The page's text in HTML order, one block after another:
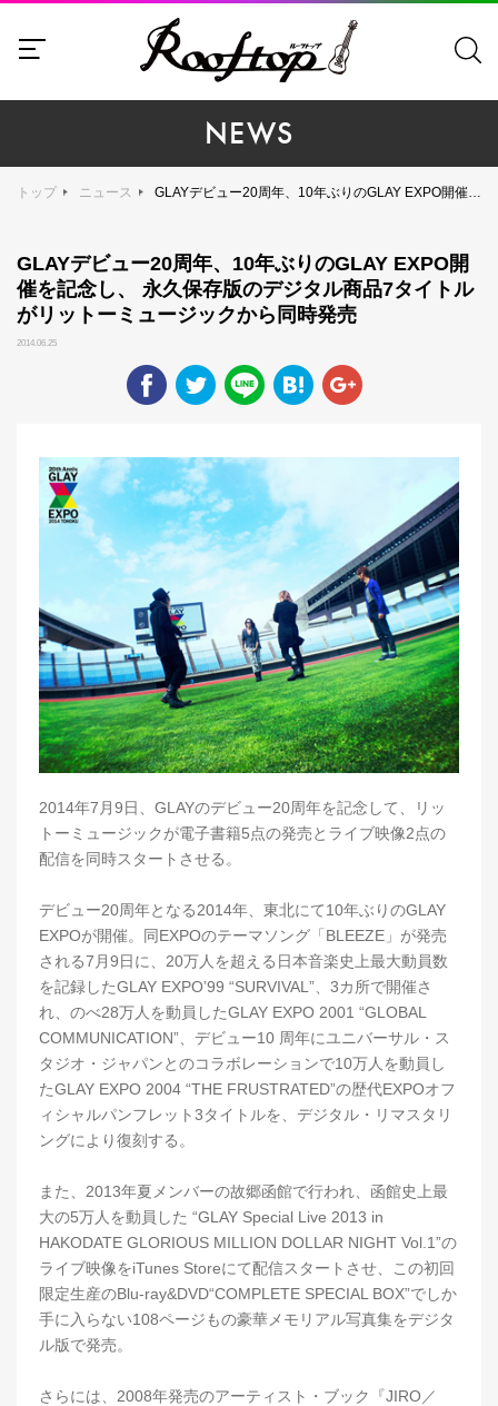
NEWS
トップ ニュース GLAYデビュー20周年、10年ぶりのGLAY EXPO開催を記念し、 永久保存版のデジタル商品7タイトルがリットーミュージックから同時発売
GLAYデビュー20周年、10年ぶりのGLAY EXPO開
催を記念し、 永久保存版のデジタル商品7タイトル
がリットーミュージックから同時発売
2014.06.25
2014年7月9日、GLAYのデビュー20周年を記念して、リッ
トーミュージックが電子書籍5点の発売とライブ映像2点の
配信を同時スタートさせる。
デビュー20周年となる2014年、東北にて10年ぶりのGLAY
EXPOが開催。同EXPOのテーマソング「BLEEZE」が発売
される7月9日に、20万人を超える日本音楽史上最大動員数
を記録したGLAY EXPO’99 “SURVIVAL”、3カ所で開催さ
れ、のべ28万人を動員したGLAY EXPO 2001 “GLOBAL
COMMUNICATION”、デビュー10 周年にユニバーサル・ス
タジオ・ジャパンとのコラボレーションで10万人を動員し
たGLAY EXPO 2004 “THE FRUSTRATED”の歴代EXPOオフ
ィシャルパンフレット3タイトルを、デジタル・リマスタリ
ングにより復刻する。
また、2013年夏メンバーの故郷函館で行われ、函館史上最
大の5万人を動員した “GLAY Special Live 2013 in
HAKODATE GLORIOUS MILLION DOLLAR NIGHT Vol.1”の
ライブ映像をiTunes Storeにて配信スタートさせ、この初回
限定生産のBlu-ray&DVD“COMPLETE SPECIAL BOX”でしか
手に入らない108ページもの豪華メモリアル写真集をデジタ
ル版で発売。
さらには、2008年発売のアーティスト・ブック『JIRO／